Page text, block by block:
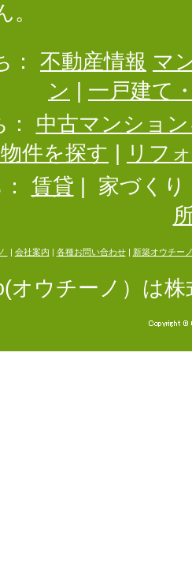
不動産情報 マ
ン
一戸建て
中古マンショ
件を探す
リフ
賃貸
家づくり
会社案内 各種お問い合わせ| 新築オウチー
オウチーノ）は